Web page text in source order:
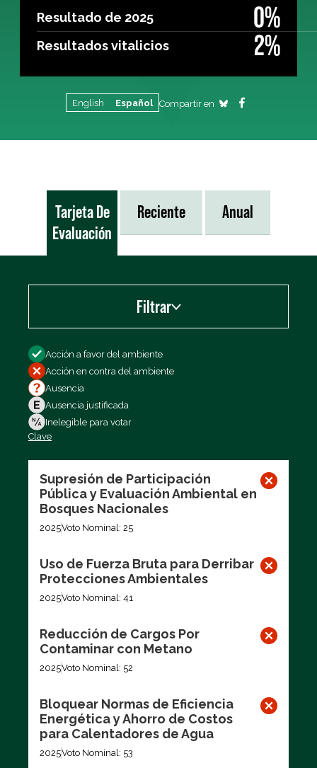
Resultado de 2025 0%
Resultados vitalicios 2%
English Español Compartir en
Tarjeta De
Evaluación
Reciente Anual
Filtrar
Filtrar por
Acción a favor del ambiente
Acción en contra del ambiente
Ausencia
Ausencia justificada
Inelegible para votar
Clave
Supresión de Participación
Pública y Evaluación Ambiental en
Bosques Nacionales
2025Voto Nominal: 25
Uso de Fuerza Bruta para Derribar
Protecciones Ambientales
2025Voto Nominal: 41
Reducción de Cargos Por
Contaminar con Metano
2025Voto Nominal: 52
Bloquear Normas de Eficiencia
Energética y Ahorro de Costos
para Calentadores de Agua
2025Voto Nominal: 53